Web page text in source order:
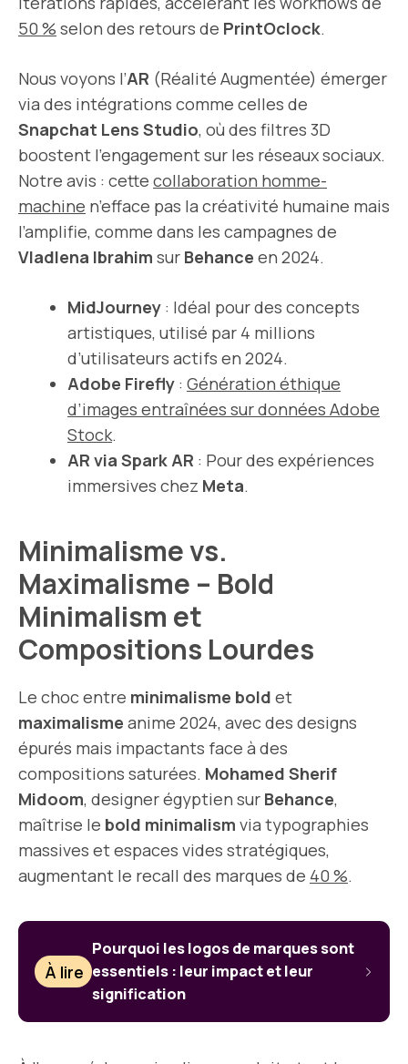
50 % selon des retours de PrintOclock.
Nous voyons l’AR (Réalité Augmentée) émerger
via des intégrations comme celles de
Snapchat Lens Studio, où des filtres 3D
boostent l’engagement sur les réseaux sociaux.
Notre avis : cette collaboration homme-
machine n’efface pas la créativité humaine mais
l’amplifie, comme dans les campagnes de
Vladlena Ibrahim sur Behance en 2024.
MidJourney : Idéal pour des concepts
artistiques, utilisé par 4 millions
d’utilisateurs actifs en 2024.
Adobe Firefly : Génération éthique
d’images entraînées sur données Adobe
Stock.
AR via Spark AR : Pour des expériences
immersives chez Meta.
Minimalisme vs.
Maximalisme – Bold
Minimalism et
Compositions Lourdes
Le choc entre minimalisme bold et
maximalisme anime 2024, avec des designs
épurés mais impactants face à des
compositions saturées. Mohamed Sherif
Midoom, designer égyptien sur Behance,
maîtrise le bold minimalism via typographies
massives et espaces vides stratégiques,
augmentant le recall des marques de 40 %.
À lire
Pourquoi les logos de marques sont
essentiels : leur impact et leur
signification